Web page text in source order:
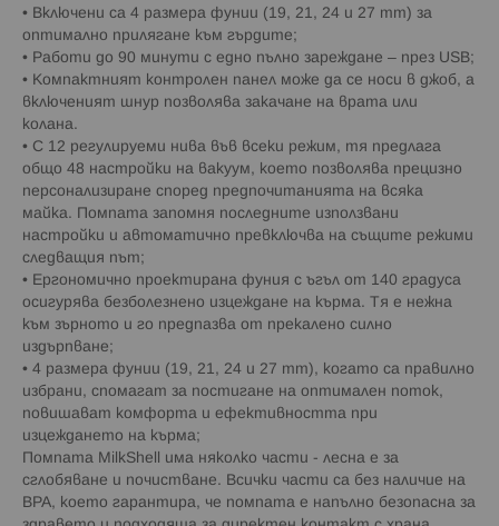
• Включени са 4 размера фунии (19, 21, 24 и 27 mm) за
оптимално прилягане към гърдите;
• Работи до 90 минути с едно пълно зареждане – през USB;
• Компактният контролен панел може да се носи в джоб, а
включеният шнур позволява закачане на врата или
колана.
• С 12 регулируеми нива във всеки режим, тя предлага
общо 48 настройки на вакуум, което позволява прецизно
персонализиране според предпочитанията на всяка
майка. Помпата запомня последните използвани
настройки и автоматично превключва на същите режими
следващия път;
• Ергономично проектирана фуния с ъгъл от 140 градуса
осигурява безболезнено изцеждане на кърма. Тя е нежна
към зърното и го предпазва от прекалено силно
издърпване;
• 4 размера фунии (19, 21, 24 и 27 mm), когато са правилно
избрани, спомагат за постигане на оптимален поток,
повишават комфорта и ефективността при
изцеждането на кърма;
Помпата MilkShell има няколко части - лесна е за
сглобяване и почистване. Всички части са без наличие на
BPA, което гарантира, че помпата е напълно безопасна за